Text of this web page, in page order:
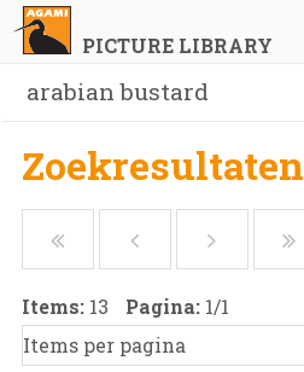
PICTURE LIBRARY
Zoekresultaten
Items: 13 Pagina: 1/1